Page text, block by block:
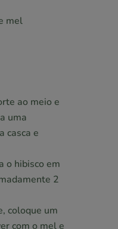
mel
ao meio e
uma
casca e
o hibisco em
2
coloque um
com o mel e